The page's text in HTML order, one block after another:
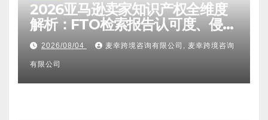
2026亚马逊卖家知识产权全维度
解析：FTO检索报告认可度、侵权
比对区别、TRO应诉方法及服务商
甄选避坑全攻略
2026/08/04 麦幸跨境咨询有限公司, 麦幸跨境咨询
有限公司